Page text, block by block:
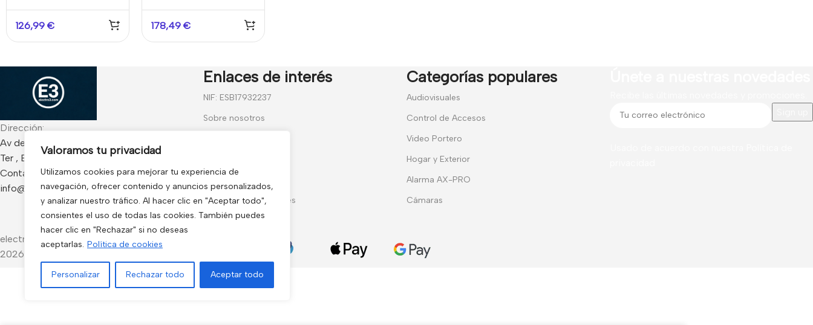
Valoramos tu privacidad
Utilizamos cookies para mejorar tu experiencia de
navegación, ofrecer contenido y anuncios personalizados,
y analizar nuestro tráfico. Al hacer clic en "Aceptar todo",
consientes el uso de todas las cookies. También puedes
hacer clic en "Rechazar" si no deseas
aceptarlas. Política de cookies
Personalizar Rechazar todo Aceptar todo
Inalámbrico 64 Zonas
AX-PRO Negro
126,99 €
Inalámbrico 96 Zonas
4G AX-PRO Negro
178,49 €
Dirección:
Av de Francia 234 Local - CP 17840 Sarria de
Ter , España
Contacto:
info@electro3.com
Enlaces de interés
NIF: ESB17932237
Sobre nosotros
Condiciones Generales
Política de Cookies
Categorías populares
Audiovisuales
Control de Accesos
Video Portero
Hogar y Exterior
Alarma AX-PRO
Cámaras
electro3 ©
2026.